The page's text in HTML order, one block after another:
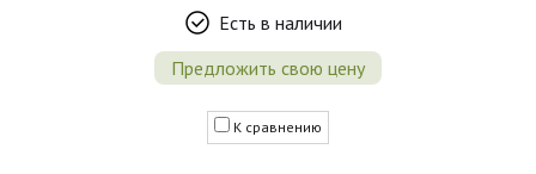
Есть в наличии
Предложить свою цену
К сравнению